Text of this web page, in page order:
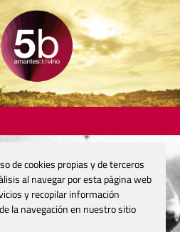
de cookies propias y de terceros
al navegar por esta página web
y recopilar información
la navegación en nuestro sitio